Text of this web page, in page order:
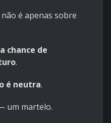
é apenas sobre
chance de
.
é neutra.
um martelo.